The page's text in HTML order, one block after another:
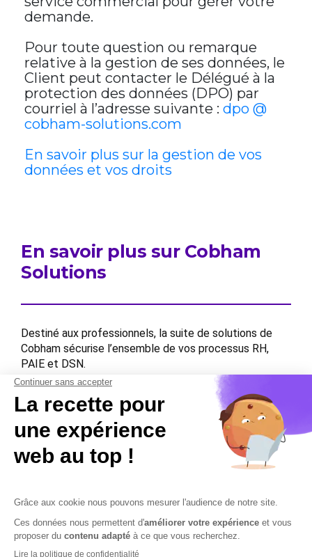
demande.
Pour toute question ou remarque
relative à la gestion de ses données, le
Client peut contacter le Délégué à la
protection des données (DPO) par
courriel à l’adresse suivante : dpo @
cobham-solutions.com
En savoir plus sur la gestion de vos
données et vos droits
En savoir plus sur Cobham
Solutions
Destiné aux professionnels, la suite de solutions de
Cobham sécurise l’ensemble de vos processus RH,
PAIE et DSN.
Contactez-nous
Contactez-nous Mentions légales
Plan du site
Sécurisation des données
Conditions Générales de Vente et d’Utilisation